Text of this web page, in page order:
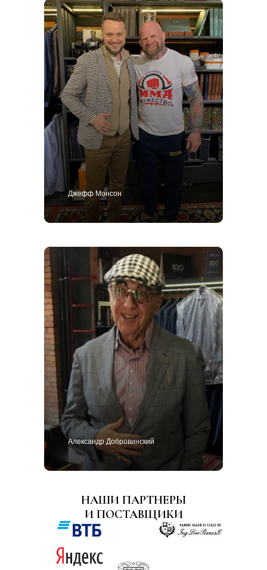
Джефф Монсон
Александр Добровинский
НАШИ ПАРТНЕРЫ
И ПОСТАВЩИКИ